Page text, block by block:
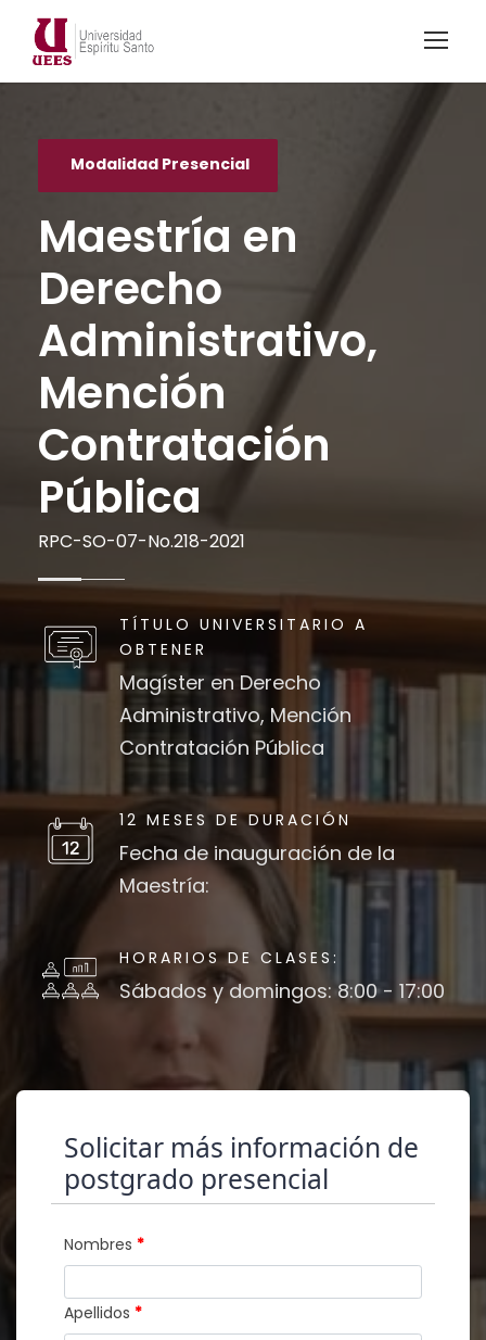
Modalidad Presencial
Maestría en
Derecho
Administrativo,
Mención
Contratación
Pública
RPC-SO-07-No.218-2021
TÍTULO UNIVERSITARIO A
OBTENER
Magíster en Derecho
Administrativo, Mención
Contratación Pública
12 MESES DE DURACIÓN
Fecha de inauguración de la
Maestría:
HORARIOS DE CLASES:
Sábados y domingos: 8:00 - 17:00